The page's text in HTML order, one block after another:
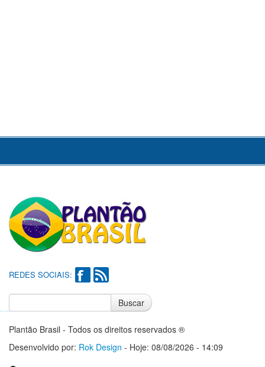
REDES SOCIAIS:
Buscar
Plantão Brasil - Todos os direitos reservados ®
Desenvolvido por: Rok Design - Hoje: 08/08/2026 - 14:09